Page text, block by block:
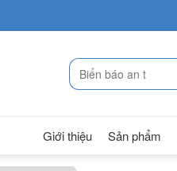
Giới thiệu Sản phẩm